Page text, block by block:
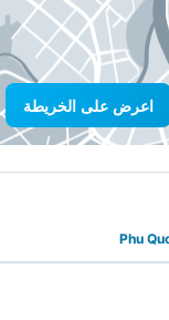
اعرض على الخريطة